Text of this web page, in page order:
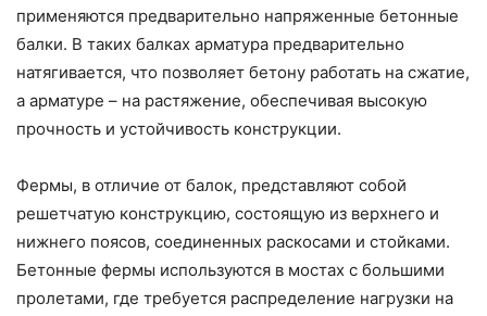
применяются предварительно напряженные бетонные
балки. В таких балках арматура предварительно
натягивается, что позволяет бетону работать на сжатие,
а арматуре – на растяжение, обеспечивая высокую
прочность и устойчивость конструкции.
Фермы, в отличие от балок, представляют собой
решетчатую конструкцию, состоящую из верхнего и
нижнего поясов, соединенных раскосами и стойками.
Бетонные фермы используются в мостах с большими
пролетами, где требуется распределение нагрузки на